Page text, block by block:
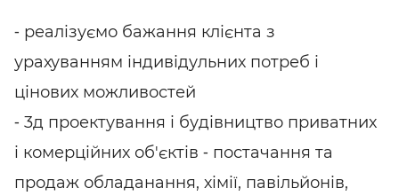
⁃ реалізуємо бажання клієнта з
урахуванням індивідульних потреб і
цінових можливостей
⁃ 3д проектування і будівництво приватних
і комерційних об'єктів ⁃ постачання та
продаж обладанання, хімії, павільйонів,